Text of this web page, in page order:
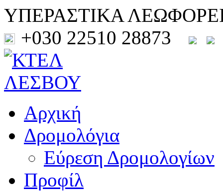
ΥΠΕΡΑΣΤΙΚΑ
+030 22510 28873
Αρχική
Δρομολόγια
Εύρεση Δρομολογίων
Προφίλ